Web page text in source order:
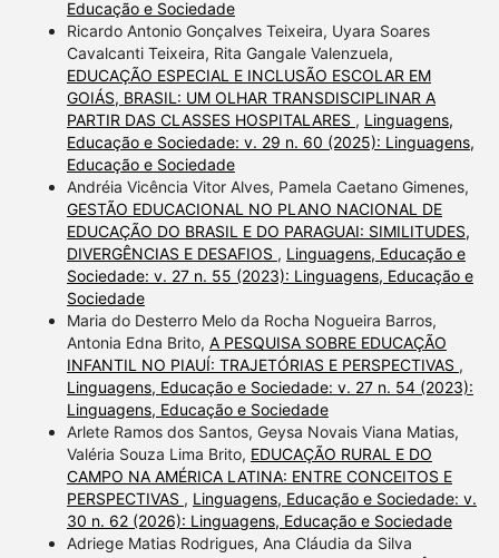
Educação e Sociedade
Ricardo Antonio Gonçalves Teixeira, Uyara Soares
Cavalcanti Teixeira, Rita Gangale Valenzuela,
EDUCAÇÃO ESPECIAL E INCLUSÃO ESCOLAR EM
GOIÁS, BRASIL: UM OLHAR TRANSDISCIPLINAR A
PARTIR DAS CLASSES HOSPITALARES , Linguagens,
Educação e Sociedade: v. 29 n. 60 (2025): Linguagens,
Educação e Sociedade
Andréia Vicência Vitor Alves, Pamela Caetano Gimenes,
GESTÃO EDUCACIONAL NO PLANO NACIONAL DE
EDUCAÇÃO DO BRASIL E DO PARAGUAI: SIMILITUDES,
DIVERGÊNCIAS E DESAFIOS , Linguagens, Educação e
Sociedade: v. 27 n. 55 (2023): Linguagens, Educação e
Sociedade
Maria do Desterro Melo da Rocha Nogueira Barros,
Antonia Edna Brito, A PESQUISA SOBRE EDUCAÇÃO
INFANTIL NO PIAUÍ: TRAJETÓRIAS E PERSPECTIVAS ,
Linguagens, Educação e Sociedade: v. 27 n. 54 (2023):
Linguagens, Educação e Sociedade
Arlete Ramos dos Santos, Geysa Novais Viana Matias,
Valéria Souza Lima Brito, EDUCAÇÃO RURAL E DO
CAMPO NA AMÉRICA LATINA: ENTRE CONCEITOS E
PERSPECTIVAS , Linguagens, Educação e Sociedade: v.
30 n. 62 (2026): Linguagens, Educação e Sociedade
Adriege Matias Rodrigues, Ana Cláudia da Silva